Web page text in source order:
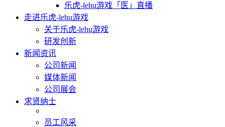
乐虎-lehu游戏「医」直播
走进乐虎-lehu游戏
关于乐虎-lehu游戏
研发创新
新闻资讯
公司新闻
媒体新闻
公司展会
求贤纳士
员工风采